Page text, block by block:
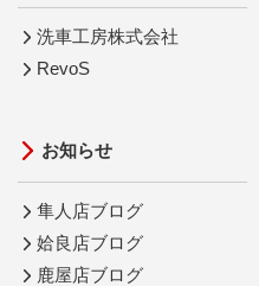
洗車工房株式会社
RevoS
お知らせ
隼人店ブログ
姶良店ブログ
鹿屋店ブログ